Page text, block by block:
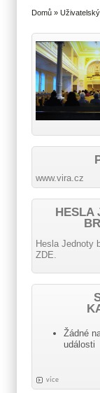
Domů »
www.vira.cz
HESLA
Hesla Jednoty
ZDE.
Žádné
události
více